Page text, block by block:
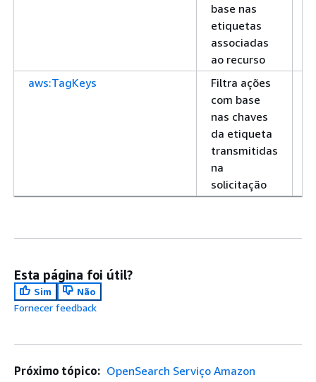
base nas
etiquetas
associadas
ao recurso
aws:TagKeys
Filtra ações
com base
nas chaves
da etiqueta
transmitidas
na
solicitação
Esta página foi útil?
Sim
Não
Fornecer feedback
Próximo tópico: OpenSearch Serviço Amazon